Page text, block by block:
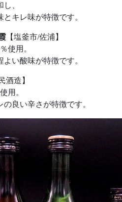
、
キレ味が特徴です。
【塩釜市/佐浦】
使用。
い酸味が特徴です。
酒造】
用。
良い辛さが特徴です。